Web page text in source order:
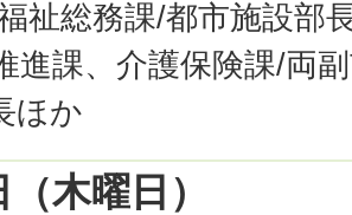
祉総務課/都市施設部
進課、介護保険課/両
ほか
木曜日）